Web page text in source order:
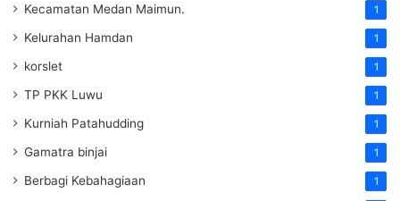
Kecamatan Medan Maimun. 1
Kelurahan Hamdan 1
korslet 1
TP PKK Luwu 1
Kurniah Patahudding 1
Gamatra binjai 1
Berbagi Kebahagiaan 1